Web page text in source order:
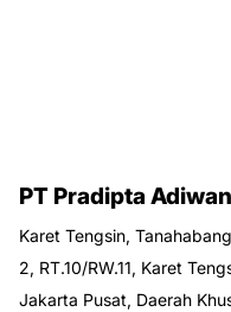
PT Pradipta
Karet Tengsin,
2, RT.10/RW.11, Karet
Jakarta Pusat, Daerah